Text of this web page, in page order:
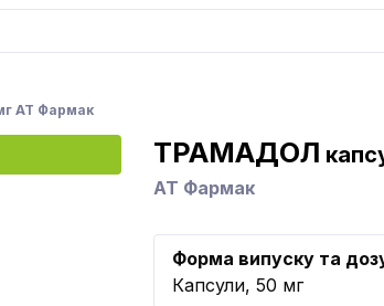
АТ Фармак
ТРАМАДОЛ
АТ Фармак
Форма випуску та
Капсули, 50 мг